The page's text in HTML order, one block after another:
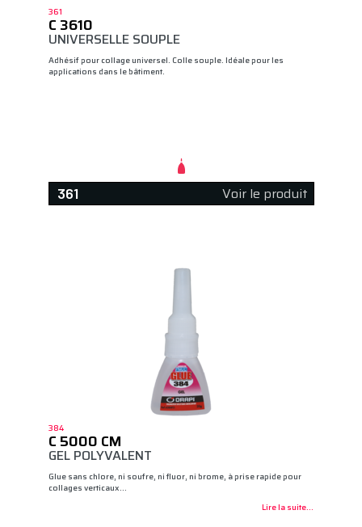
361
C 3610
UNIVERSELLE SOUPLE
Adhésif pour collage universel. Colle souple. Idéale pour les
applications dans le bâtiment.
361 Voir le produit
384
C 5000 CM
GEL POLYVALENT
Glue sans chlore, ni soufre, ni fluor, ni brome, à prise rapide pour
collages verticaux…
Lire la suite...